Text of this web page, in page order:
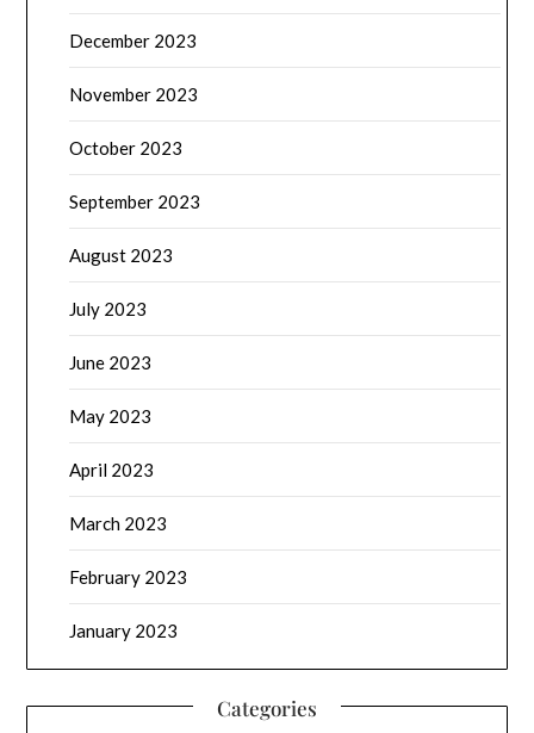
December 2023
November 2023
October 2023
September 2023
August 2023
July 2023
June 2023
May 2023
April 2023
March 2023
February 2023
January 2023
Categories